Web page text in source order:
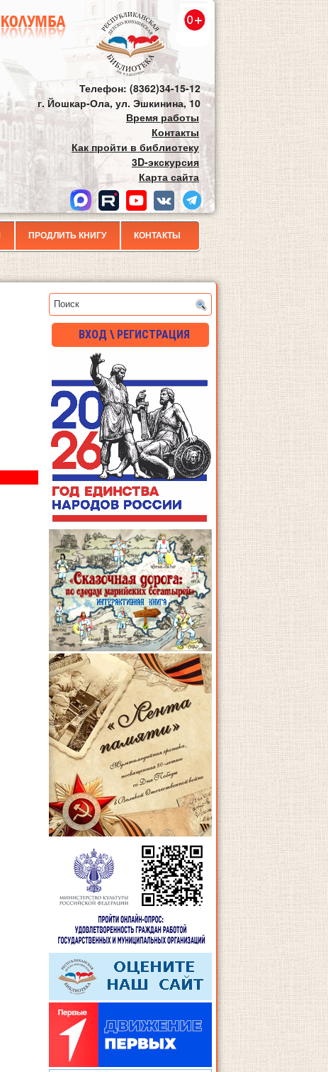
Телефон: (8362)34-15-12
г. Йошкар-Ола, ул. Эшкинина, 10
Время работы
Контакты
Как пройти в библиотеку
3D-экскурсия
Карта сайта
ПРОДЛИТЬ КНИГУ КОНТАКТЫ
ВХОД \ РЕГИСТРАЦИЯ